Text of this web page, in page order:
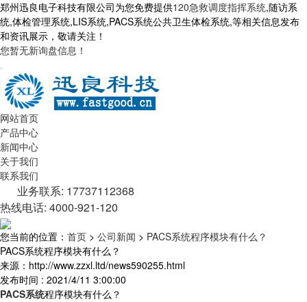
郑州迅良电子科技有限公司为您免费提供120急救调度指挥系统,随访系
统,体检管理系统,LIS系统,PACS系统公共卫生体检系统,等相关信息发布
和资讯展示，敬请关注！
您暂无新询盘信息！
网站首页
产品中心
新闻中心
关于我们
联系我们
业务联系: 17737112368
热线电话: 4000-921-120
您当前的位置： 首页 > 公司新闻 > PACS系统程序模块有什么？
PACS系统程序模块有什么？
来源：http://www.zzxl.ltd/news590255.html
发布时间 : 2021/4/11 3:00:00
PACS系统程序模块有什么？